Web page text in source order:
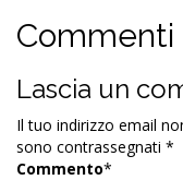
Commenti
Lascia un
Il tuo indirizzo email
sono contrassegnati *
Commento*